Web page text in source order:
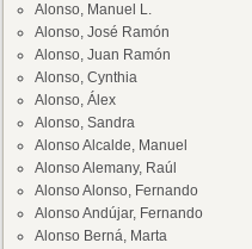
Alonso, Manuel L.
Alonso, José Ramón
Alonso, Juan Ramón
Alonso, Cynthia
Alonso, Álex
Alonso, Sandra
Alonso Alcalde, Manuel
Alonso Alemany, Raúl
Alonso Alonso, Fernando
Alonso Andújar, Fernando
Alonso Berná, Marta